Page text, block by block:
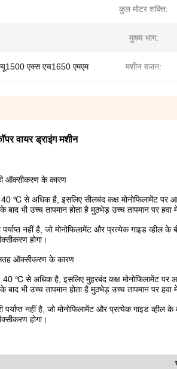
कुल मोटर शक्ति:
मुख्य भाग:
एक्स एच1650 एमएम मशीन वजन:
वायर ड्राइंग मशीन
ऑक्सीकरण के कारण
40 ℃ से अधिक है, इसलिए सीलबंद कक्ष मोनोफिलामेंट पर
भी उच्च तापमान होता है मुठभेड़ उच्च तापमान पर
नहीं है, जो मोनोफिलामेंट और प्रत्येक गाइड व्हील के
होगा।
सतह ऑक्सीकरण के कारण
40 ℃ से अधिक है, इसलिए मुहरबंद कक्ष मोनोफिलामेंट
भी उच्च तापमान होता है मुठभेड़ उच्च तापमान पर
नहीं है, जो मोनोफिलामेंट और प्रत्येक गाइड व्हील के
होगा।